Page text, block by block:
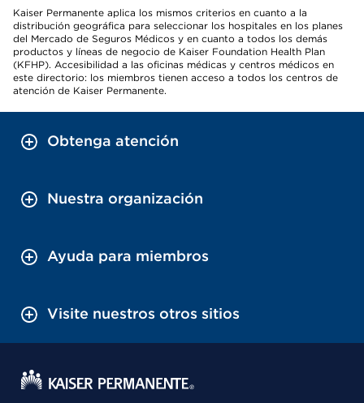
Kaiser Permanente aplica los mismos criterios en cuanto a la
distribución geográfica para seleccionar los hospitales en los planes
del Mercado de Seguros Médicos y en cuanto a todos los demás
productos y líneas de negocio de Kaiser Foundation Health Plan
(KFHP). Accesibilidad a las oficinas médicas y centros médicos en
este directorio: los miembros tienen acceso a todos los centros de
atención de Kaiser Permanente.
Obtenga atención
Nuestra organización
Ayuda para miembros
Visite nuestros otros sitios